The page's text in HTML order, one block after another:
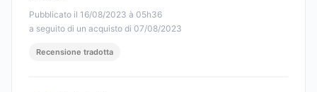
Pubblicato il 16/08/2023 à 05h36
a seguito di un acquisto di 07/08/2023
Recensione tradotta